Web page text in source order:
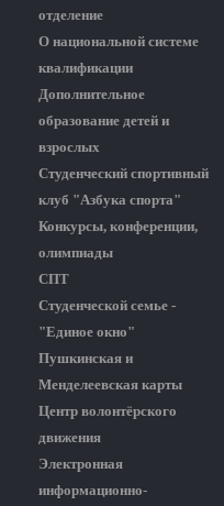
отделение
О национальной системе
квалификации
Дополнительное
образование детей и
взрослых
Студенческий спортивный
клуб "Азбука спорта"
Конкурсы, конференции,
олимпиады
СПТ
Студенческой семье -
"Единое окно"
Пушкинская и
Менделеевская карты
Центр волонтёрского
движения
Электронная
информационно-